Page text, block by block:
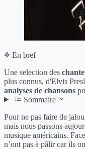
En bref
Une selection des
plus connus, d'Elvis
analyses de chansons
Sommaire
Pour ne pas faire de
mais nous passons
musique américains.
n’ont pas à pâlir car ils